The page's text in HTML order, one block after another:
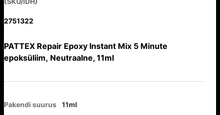
2751322
PATTEX Repair Epoxy Instant Mix 5 Minute
epoksüliim, Neutraalne, 11ml
Pakendi suurus 11ml